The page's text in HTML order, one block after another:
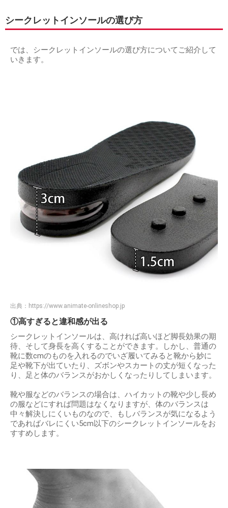
シークレットインソールの選び方
では、シークレットインソールの選び方についてご紹介して
いきます。
出典： https://www.animate-onlineshop.jp
①高すぎると違和感が出る
シークレットインソールは、高ければ高いほど脚長効果の期
待、そして身長を高くすることができます。しかし、普通の
靴に数cmのものを入れるのでいざ履いてみると靴から妙に
足や靴下が出ていたり、ズボンやスカートの丈が短くなった
り、足と体のバランスがおかしくなったりしてしまいます。
靴や服などのバランスの場合は、ハイカットの靴や少し長め
の服などにすれば問題はなくなりますが、体のバランスは
中々解決しにくいものなので、もしバランスが気になるよう
であればバレにくい5cm以下のシークレットインソールをお
すすめします。